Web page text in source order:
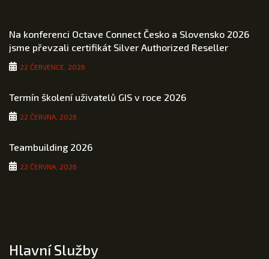
Na konferenci Octave Connect Česko a Slovensko 2026
jsme převzali certifikát Silver Authorized Reseller
22 ČERVENCE, 2026
Termín školení uživatelů GIS v roce 2026
22 ČERVNA, 2026
Teambuilding 2026
22 ČERVNA, 2026
Hlavní Služby